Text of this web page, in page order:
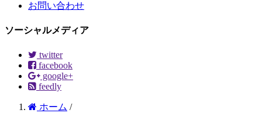
お問い合わせ
ソーシャルメディア
twitter
facebook
google+
feedly
ホーム /